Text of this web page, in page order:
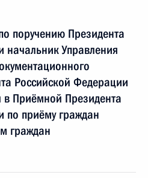
поручению Президента
начальник Управления
Российской Федерации
Приёмной Президента
по приёму граждан
граждан